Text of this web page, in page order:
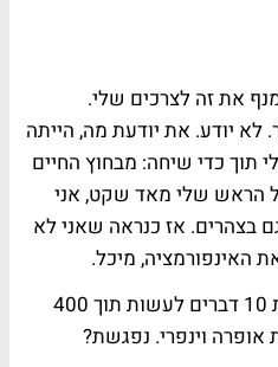
את זה לצרכים שלי.
לא יודע. את יודעת מה, הייתה
תוך כדי שיחה: מבחוץ החיים
הראש שלי מאד שקט, אני
בצהרים. אז כנראה שאני לא
האינפורמציה, מיכל.
-בבלוג שלך 'הרשימה', רשמת 10 דברים לעשות תוך 400
וינפרי. נפגשת?